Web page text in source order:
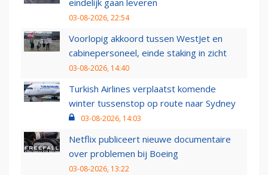
eindelijk gaan leveren
03-08-2026, 22:54
Voorlopig akkoord tussen WestJet en
cabinepersoneel, einde staking in zicht
03-08-2026, 14:40
Turkish Airlines verplaatst komende
winter tussenstop op route naar Sydney
03-08-2026, 14:03
Netflix publiceert nieuwe documentaire
over problemen bij Boeing
03-08-2026, 13:22